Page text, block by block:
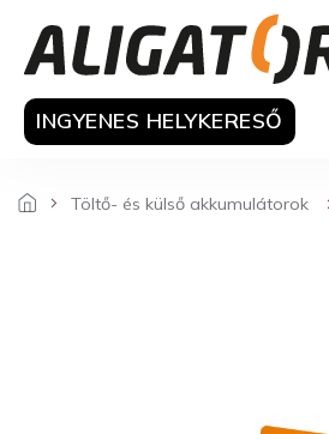
INGYENES HELYKERESŐ
Töltő- és külső akkumulátorok